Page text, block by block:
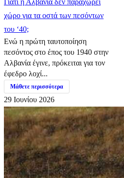
Γιατί η Αλβανία δεν παραχωρεί
χώρο για τα οστά των πεσόντων
του ‘40;
Ενώ η πρώτη ταυτοποίηση
πεσόντος στο έπος του 1940 στην
Αλβανία έγινε, πρόκειται για τον
έφεδρο λοχί...
Μάθετε περισσότερα
29 Ιουνίου 2026